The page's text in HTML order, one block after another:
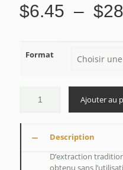
$6.45 – $
Format
Ajouter au
Description
D’extraction
obtenu sans